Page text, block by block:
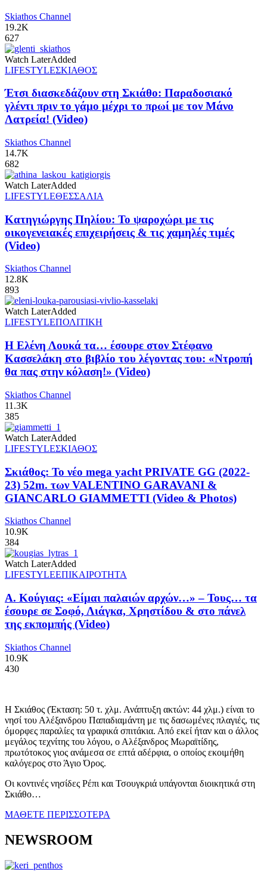
Skiathos Channel
19.2K
627
Watch LaterAdded
LIFESTYLEΣΚΙΑΘΟΣ
Έτσι διασκεδάζουν στη Σκιάθο: Παραδοσιακό
γλέντι πριν το γάμο μέχρι το πρωί με τον Μάνο
Λατρεία! (Video)
Skiathos Channel
14.7K
682
Watch LaterAdded
LIFESTYLEΘΕΣΣΑΛΙΑ
Κατηγιώργης Πηλίου: Το ψαροχώρι με τις
οικογενειακές επιχειρήσεις & τις χαμηλές τιμές
(Video)
Skiathos Channel
12.8K
893
Watch LaterAdded
LIFESTYLEΠΟΛΙΤΙΚΗ
Η Ελένη Λουκά τα… έσουρε στον Στέφανο
Κασσελάκη στο βιβλίο του λέγοντας του: «Ντροπή
θα πας στην κόλαση!» (Video)
Skiathos Channel
11.3K
385
Watch LaterAdded
LIFESTYLEΣΚΙΑΘΟΣ
Σκιάθος: Το νέο mega yacht PRIVATE GG (2022-
23) 52m. των VALENTINO GARAVANI &
GIANCARLO GIAMMETTI (Video & Photos)
Skiathos Channel
10.9K
384
Watch LaterAdded
LIFESTYLEΕΠΙΚΑΙΡΟΤΗΤΑ
Α. Κούγιας: «Είμαι παλαιών αρχών…» – Τους… τα
έσουρε σε Σοφό, Λιάγκα, Χρηστίδου & στο πάνελ
της εκπομπής (Video)
Skiathos Channel
10.9K
430
Η Σκιάθος (Έκταση: 50 τ. χλμ. Ανάπτυξη ακτών: 44 χλμ.) είναι το
νησί του Αλέξανδρου Παπαδιαμάντη με τις δασωμένες πλαγιές, τις
όμορφες παραλίες τα γραφικά σπιτάκια. Από εκεί ήταν και ο άλλος
μεγάλος τεχνίτης του λόγου, ο Αλέξανδρος Μωραϊτίδης,
πρωτότοκος γιος ανάμεσα σε επτά αδέρφια, ο οποίος εκοιμήθη
καλόγερος στο Άγιο Όρος.
Οι κοντινές νησίδες Ρέπι και Τσουγκριά υπάγονται διοικητικά στη
Σκιάθο…
ΜΑΘΕΤΕ ΠΕΡΙΣΣΟΤΕΡΑ
NEWSROOM